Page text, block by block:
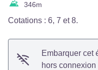
346m
Cotations : 6, 7 et 8.
Embarquer cet
hors connexion